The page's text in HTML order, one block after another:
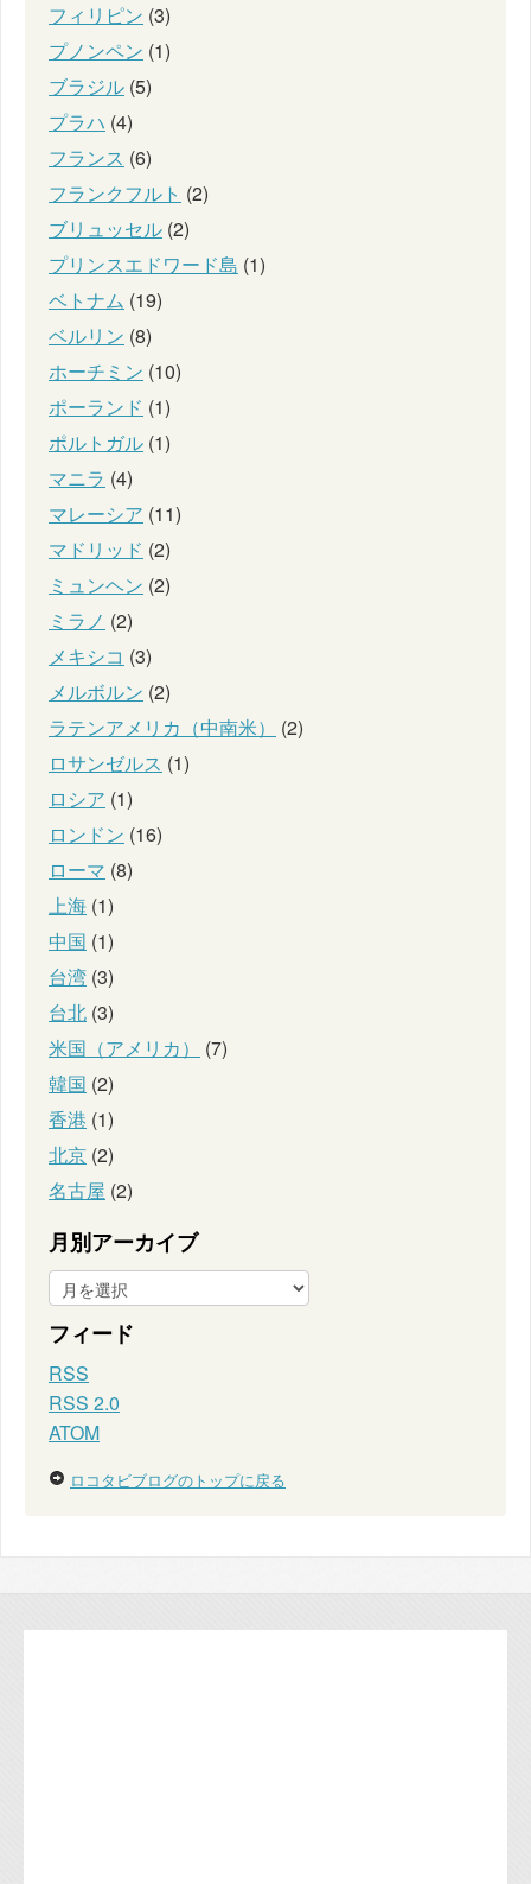
フィリピン (3)
プノンペン (1)
ブラジル (5)
プラハ (4)
フランス (6)
フランクフルト (2)
ブリュッセル (2)
プリンスエドワード島 (1)
ベトナム (19)
ベルリン (8)
ホーチミン (10)
ポーランド (1)
ポルトガル (1)
マニラ (4)
マレーシア (11)
マドリッド (2)
ミュンヘン (2)
ミラノ (2)
メキシコ (3)
メルボルン (2)
ラテンアメリカ（中南米）
(2)
ロサンゼルス (1)
ロシア (1)
ロンドン (16)
ローマ (8)
上海 (1)
中国 (1)
台湾 (3)
台北 (3)
米国（アメリカ）
(7)
韓国 (2)
香港 (1)
北京 (2)
名古屋 (2)
月別アーカイブ
フィード
RSS
RSS 2.0
ATOM
ロコタビブログのトップに戻る